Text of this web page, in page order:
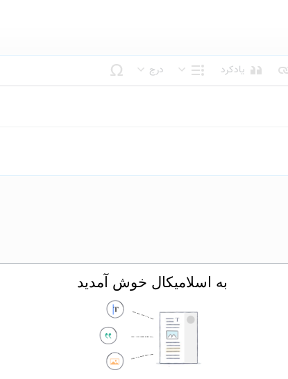
یادکرد
درج
به اسلامیکال خوش آمدید